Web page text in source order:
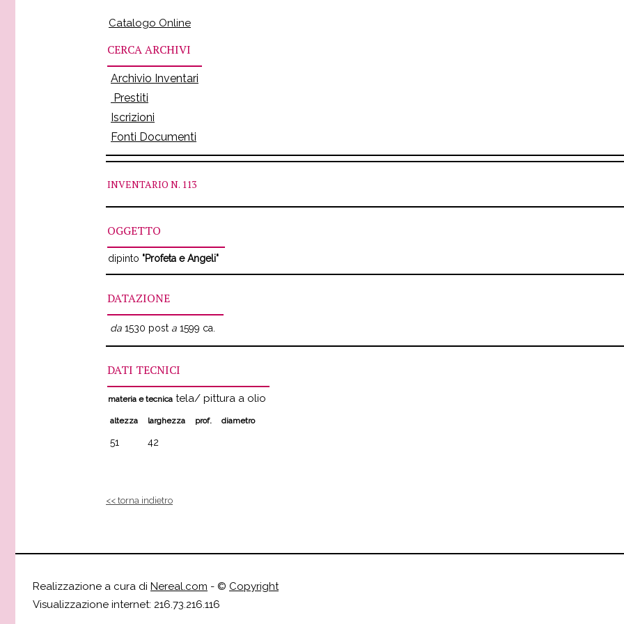
Catalogo Online
CERCA ARCHIVI
Archivio Inventari
Prestiti
Iscrizioni
Fonti Documenti
INVENTARIO N. 113
OGGETTO
dipinto "Profeta e Angeli"
DATAZIONE
da 1530 post a 1599 ca.
DATI TECNICI
materia e tecnica tela/ pittura a olio
altezza larghezza prof. diametro
51 42
<< torna indietro
Realizzazione a cura di Nereal.com - © Copyright
Visualizzazione internet: 216.73.216.116